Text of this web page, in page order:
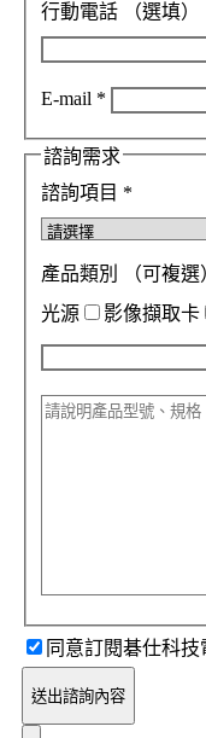
行動電話 （選填）
E-mail *
諮詢需求
諮詢項目 *
產品類別 （可複選
光源
影像擷取卡
同意訂閱碁仕科技
送出諮詢內容